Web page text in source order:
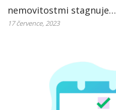
nemovitostmi stagnuje…
17 července, 2023